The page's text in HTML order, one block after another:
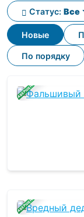
Новые
По порядку
Статус: Все
ЗАВЕРШЕНА
ЗАВЕРШЕНА